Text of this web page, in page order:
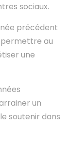
sociaux.
précédent
au
une
un
soutenir dans